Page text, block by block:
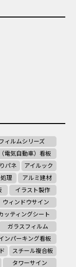
ィルムシリーズ
電気自動車）看板
パネ
アイルック
理
アルミ建材
イラスト製作
ウィンドウサイン
ッティングシート
ガラスフィルム
ンパーキング看板
スチール複合板
タワーサイン